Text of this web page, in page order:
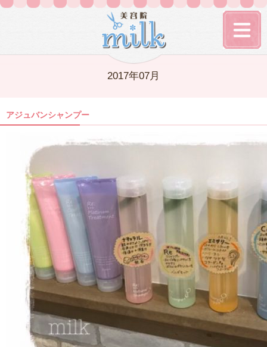
2017年07月
アジュバンシャンプー